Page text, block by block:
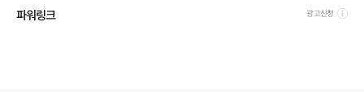
파워링크 광고신청